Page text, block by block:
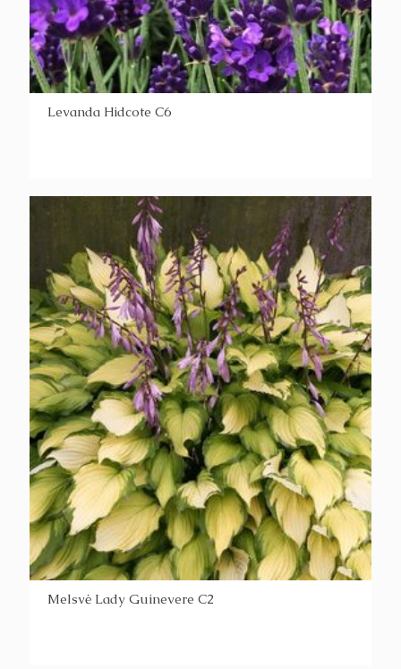
Levanda Hidcote C6
Melsvė Lady Guinevere C2